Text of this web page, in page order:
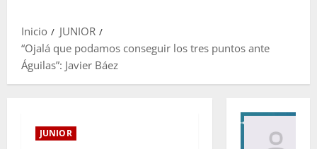
Inicio
JUNIOR
“Ojalá que podamos conseguir los tres puntos ante
Águilas”: Javier Báez
JUNIOR